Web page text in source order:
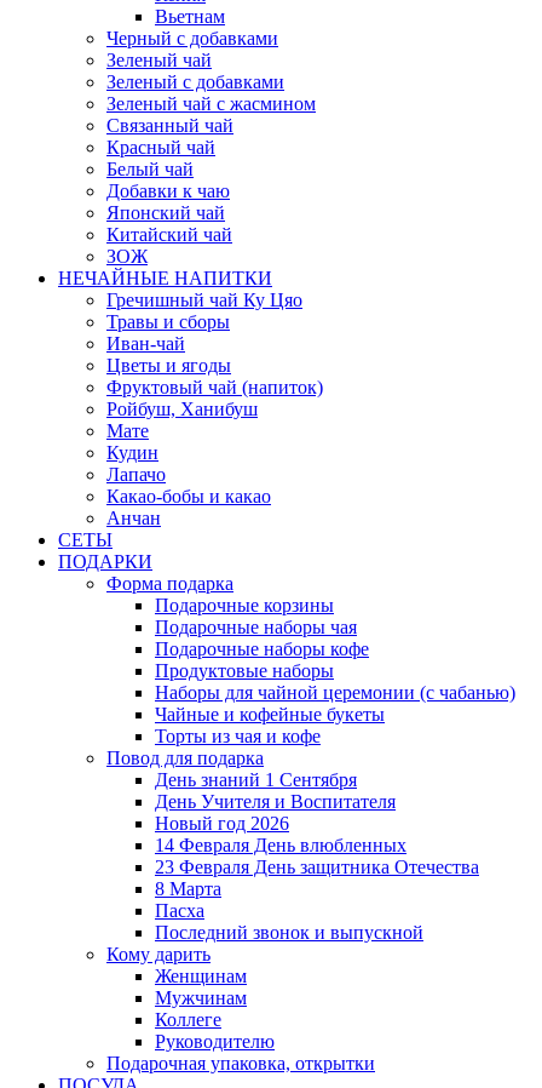
Вьетнам
Черный с добавками
Зеленый чай
Зеленый с добавками
Зеленый чай с жасмином
Связанный чай
Красный чай
Белый чай
Добавки к чаю
Японский чай
Китайский чай
ЗОЖ
НЕЧАЙНЫЕ НАПИТКИ
Гречишный чай Ку Цяо
Травы и сборы
Иван-чай
Цветы и ягоды
Фруктовый чай (напиток)
Ройбуш, Ханибуш
Мате
Кудин
Лапачо
Какао-бобы и какао
Анчан
СЕТЫ
ПОДАРКИ
Форма подарка
Подарочные корзины
Подарочные наборы чая
Подарочные наборы кофе
Продуктовые наборы
Наборы для чайной церемонии (с чабанью)
Чайные и кофейные букеты
Торты из чая и кофе
Повод для подарка
День знаний 1 Сентября
День Учителя и Воспитателя
Новый год 2026
14 Февраля День влюбленных
23 Февраля День защитника Отечества
8 Марта
Пасха
Последний звонок и выпускной
Кому дарить
Женщинам
Мужчинам
Коллеге
Руководителю
Подарочная упаковка, открытки